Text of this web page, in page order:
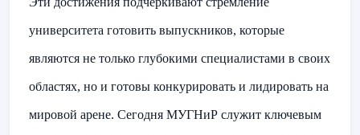
университета готовить выпускников, которые
являются не только глубокими специалистами в своих
областях, но и готовы конкурировать и лидировать на
мировой арене. Сегодня МУГНиР служит ключевым